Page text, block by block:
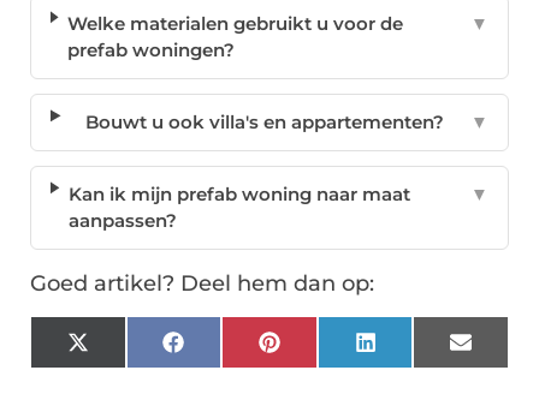
Welke materialen gebruikt u voor de
prefab woningen?
▼
Bouwt u ook villa's en appartementen? ▼
Kan ik mijn prefab woning naar maat
aanpassen?
▼
Goed artikel? Deel hem dan op:
X
(Twitter)
FacebookPinterest LinkedIn Email